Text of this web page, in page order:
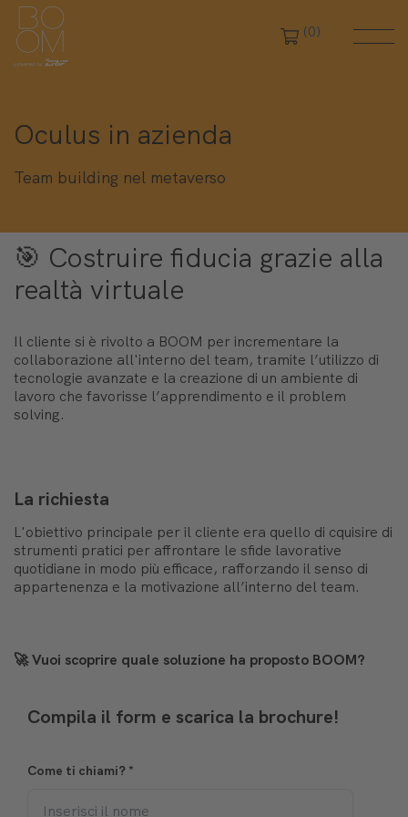
(0)
Oculus in azienda
Team building nel metaverso
🎯 Costruire fiducia grazie alla
realtà virtuale
Il cliente si è rivolto a BOOM per incrementare la
collaborazione all'interno del team, tramite l’utilizzo di
tecnologie avanzate e la creazione di un ambiente di
lavoro che favorisse l’apprendimento e il problem
solving.
La richiesta
L'obiettivo principale per il cliente era quello di cquisire di
strumenti pratici per affrontare le sfide lavorative
quotidiane in modo più efficace, rafforzando il senso di
appartenenza e la motivazione all’interno del team.
🚀 Vuoi scoprire quale soluzione ha proposto BOOM?
Compila il form e scarica la brochure!
Come ti chiami? *